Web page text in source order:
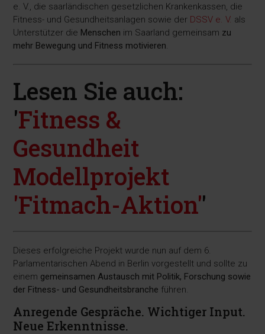
e. V., die saarländischen gesetzlichen Krankenkassen, die
Fitness- und Gesundheitsanlagen sowie der DSSV e. V. als
Unterstützer die Menschen im Saarland gemeinsam zu
mehr Bewegung und Fitness motivieren
Lesen Sie auch:
'Fitness &
Gesundheit
Modellprojekt
'Fitmach-Aktion''
Dieses erfolgreiche Projekt wurde nun auf dem 6.
Parlamentarischen Abend in Berlin vorgestellt und sollte zu
einem gemeinsamen Austausch mit Politik, Forschung sowie
der Fitness- und Gesundheitsbranche führen.
Anregende Gespräche. Wichtiger Input.
Neue Erkenntnisse.